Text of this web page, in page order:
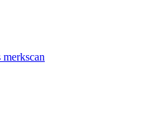
merkscan